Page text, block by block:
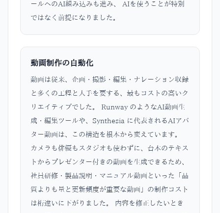
ールへのAI組み込みも進み、 AIを使うことが特別
ではなく前提になりました。
動画制作の自動化
動画は従来、企画・撮影・編集・ナレーション収録
と多くの工程と人手を要する、最もコストの高いク
リエイティブでした。 Runway のようなAI動画生
成・編集ツールや、Synthesia に代表されるAIアバ
ター動画は、この構造を根本から変えています。
カメラも俳優もスタジオも使わずに、台本のテキス
トからプレゼンター付きの動画を生成できるため、
社員研修・製品説明・マニュアル動画といった「品
質よりも量と更新頻度が重要な動画」の制作コスト
は桁違いに下がりました。 内容を修正したいとき